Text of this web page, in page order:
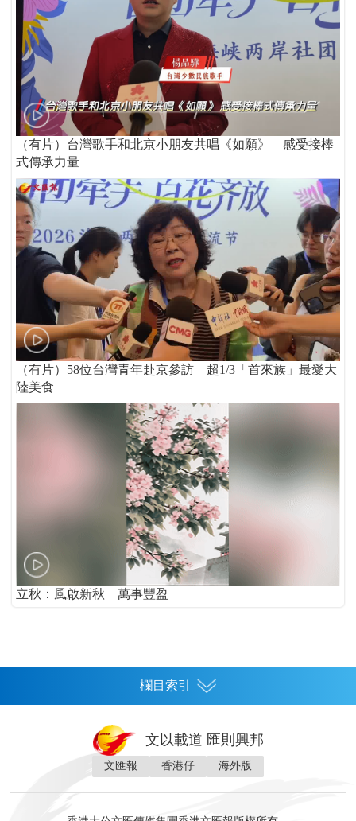
（有片）台灣歌手和北京小朋友共唱《如願》 感受接棒
式傳承力量
（有片）58位台灣青年赴京參訪 超1/3「首來族」最愛大
陸美食
立秋：風啟新秋 萬事豐盈
欄目索引
灣區人
財經 地產 投資 財評 數字經濟
文以載道 匯則興邦
文匯報 香港仔 海外版